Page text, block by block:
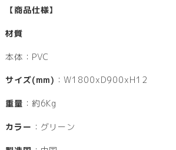
【商品仕様】
材質
本体：PVC
サイズ(mm) ：W1800xD900xH12
重量 ：約6Kg
カラー ：グリーン